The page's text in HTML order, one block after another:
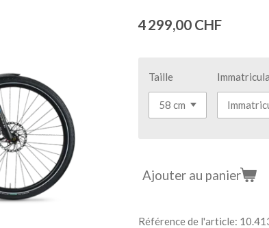
4 299,00 CHF
Taille
Ajouter au panier
Référence de l'article: